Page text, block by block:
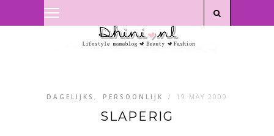
DAGELIJKS , PERSOONLIJK / 19 MAY 2009
SLAPERIG